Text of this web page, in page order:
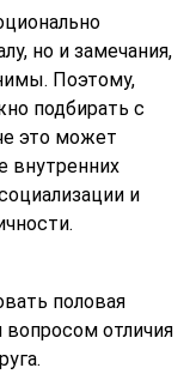
но и замечания,
Поэтому,
подбирать с
это может
внутренних
и
половая
отличия